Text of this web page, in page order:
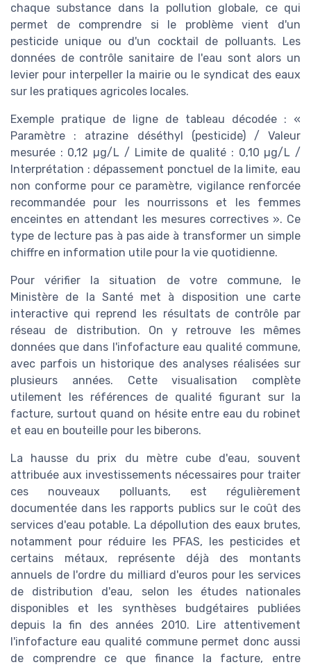
chaque substance dans la pollution globale, ce qui
permet de comprendre si le problème vient d'un
pesticide unique ou d'un cocktail de polluants. Les
données de contrôle sanitaire de l'eau sont alors un
levier pour interpeller la mairie ou le syndicat des eaux
sur les pratiques agricoles locales.
Exemple pratique de ligne de tableau décodée : «
Paramètre : atrazine déséthyl (pesticide) / Valeur
mesurée : 0,12 µg/L / Limite de qualité : 0,10 µg/L /
Interprétation : dépassement ponctuel de la limite, eau
non conforme pour ce paramètre, vigilance renforcée
recommandée pour les nourrissons et les femmes
enceintes en attendant les mesures correctives ». Ce
type de lecture pas à pas aide à transformer un simple
chiffre en information utile pour la vie quotidienne.
Pour vérifier la situation de votre commune, le
Ministère de la Santé met à disposition une carte
interactive qui reprend les résultats de contrôle par
réseau de distribution. On y retrouve les mêmes
données que dans l'infofacture eau qualité commune,
avec parfois un historique des analyses réalisées sur
plusieurs années. Cette visualisation complète
utilement les références de qualité figurant sur la
facture, surtout quand on hésite entre eau du robinet
et eau en bouteille pour les biberons.
La hausse du prix du mètre cube d'eau, souvent
attribuée aux investissements nécessaires pour traiter
ces nouveaux polluants, est régulièrement
documentée dans les rapports publics sur le coût des
services d'eau potable. La dépollution des eaux brutes,
notamment pour réduire les PFAS, les pesticides et
certains métaux, représente déjà des montants
annuels de l'ordre du milliard d'euros pour les services
de distribution d'eau, selon les études nationales
disponibles et les synthèses budgétaires publiées
depuis la fin des années 2010. Lire attentivement
l'infofacture eau qualité commune permet donc aussi
de comprendre ce que finance la facture, entre